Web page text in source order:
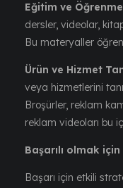
Eğitim ve
dersler, videolar,
Bu materyaller
Ürün ve Hizmet
veya hizmetlerini
Broşürler, reklam
reklam videoları bu
Başarılı olmak
Başarı için etkili